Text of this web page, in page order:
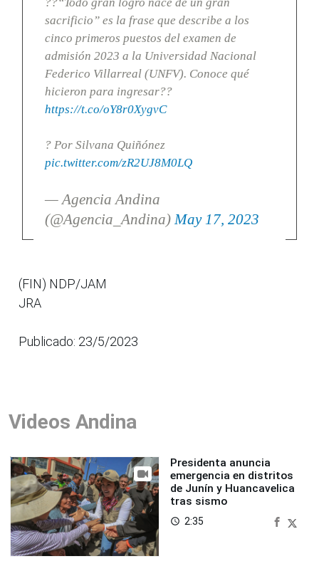
sacrificio” es la frase que describe a los
cinco primeros puestos del examen de
admisión 2023 a la Universidad Nacional
Federico Villarreal (UNFV). Conoce qué
hicieron para ingresar??
https://t.co/oY8r0XygvC
? Por Silvana Quiñónez
pic.twitter.com/zR2UJ8M0LQ
— Agencia Andina
(@Agencia_Andina) May 17, 2023
(FIN) NDP/JAM
JRA
Publicado: 23/5/2023
Videos Andina
Presidenta anuncia
emergencia en distritos
de Junín y Huancavelica
tras sismo
access_time 2:35